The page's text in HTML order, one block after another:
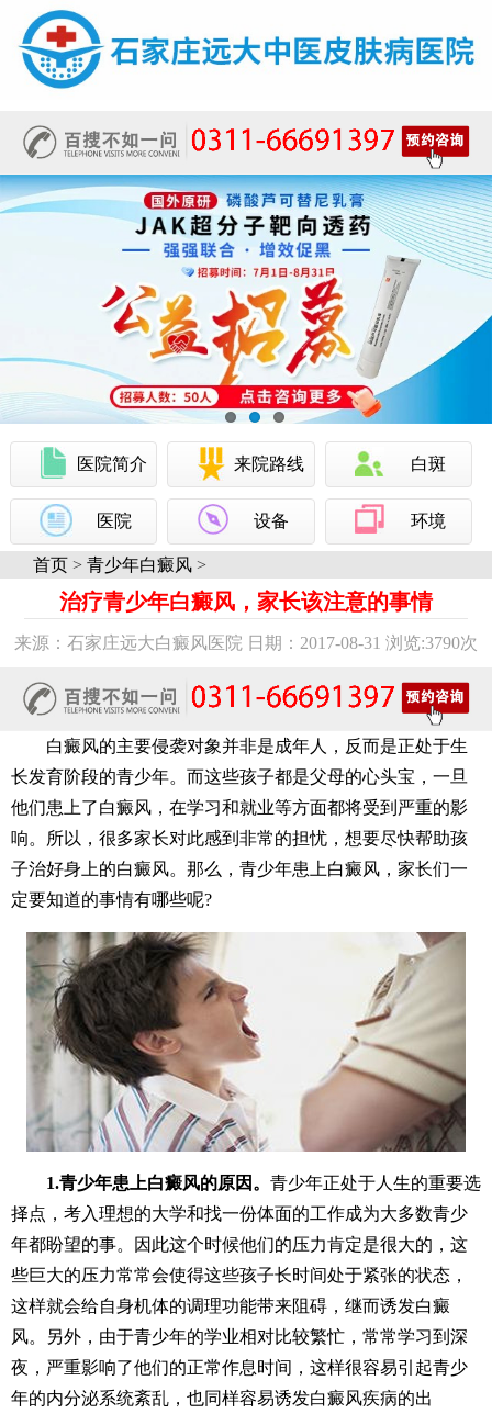
医院简介 来院路线 白斑
医院 设备 环境
首页 > 青少年白癜风 >
治疗青少年白癜风，家长该注意的事情
来源：石家庄远大白癜风医院 日期：2017-08-31 浏览:3790次
白癜风的主要侵袭对象并非是成年人，反而是正处于生
长发育阶段的青少年。而这些孩子都是父母的心头宝，一旦
他们患上了白癜风，在学习和就业等方面都将受到严重的影
响。所以，很多家长对此感到非常的担忧，想要尽快帮助孩
子治好身上的白癜风。那么，青少年患上白癜风，家长们一
定要知道的事情有哪些呢?
1.青少年患上白癜风的原因。 青少年正处于人生的重要选
择点，考入理想的大学和找一份体面的工作成为大多数青少
年都盼望的事。因此这个时候他们的压力肯定是很大的，这
些巨大的压力常常会使得这些孩子长时间处于紧张的状态，
这样就会给自身机体的调理功能带来阻碍，继而诱发白癜
风。另外，由于青少年的学业相对比较繁忙，常常学习到深
夜，严重影响了他们的正常作息时间，这样很容易引起青少
年的内分泌系统紊乱，也同样容易诱发白癜风疾病的出